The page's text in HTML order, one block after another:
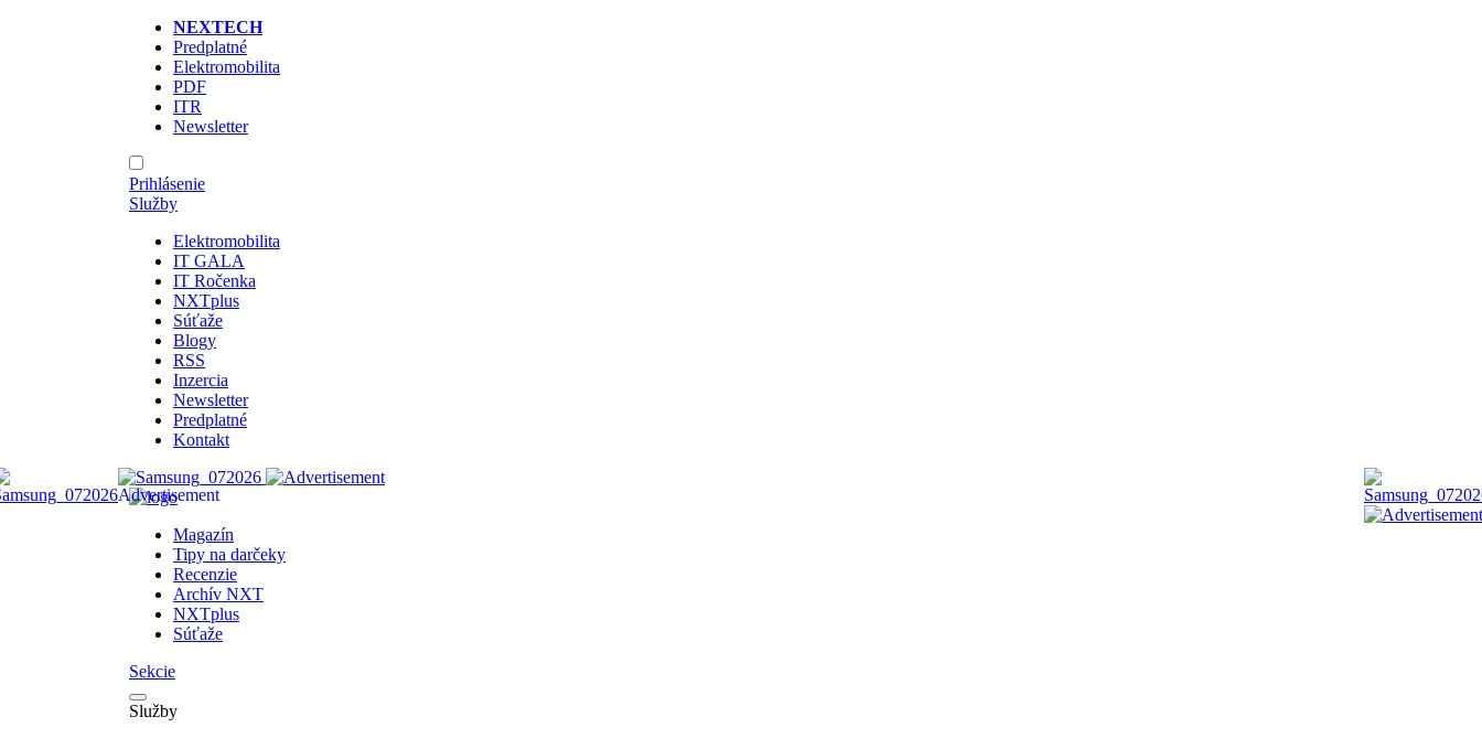
NEXTECH
Predplatné
Elektromobilita
PDF
ITR
Newsletter
Prihlásenie
Služby
Elektromobilita
IT GALA
IT Ročenka
NXTplus
Súťaže
Blogy
RSS
Inzercia
Newsletter
Predplatné
Kontakt
Magazín
Tipy na darčeky
Recenzie
Archív NXT
NXTplus
Súťaže
Sekcie
Služby